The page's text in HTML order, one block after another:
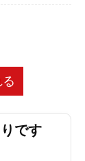
です